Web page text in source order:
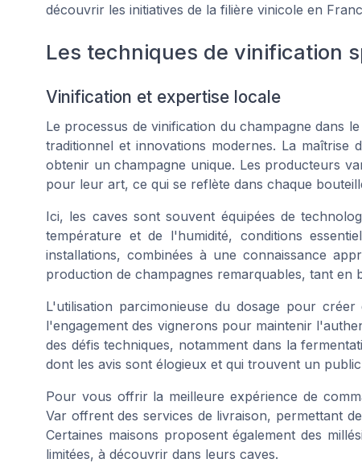
découvrir les initiatives de la filière vinicole en
Les techniques de vinification
Vinification et expertise locale
Le processus de vinification du champagne dans
traditionnel et innovations modernes. La maîtrise
obtenir un champagne unique. Les producteurs
pour leur art, ce qui se reflète dans chaque
Ici, les caves sont souvent équipées de
température et de l'humidité, conditions
installations, combinées à une connaissance
production de champagnes remarquables, tant en
L'utilisation parcimonieuse du dosage pour
l'engagement des vignerons pour maintenir
des défis techniques, notamment dans la
dont les avis sont élogieux et qui trouvent un
Pour vous offrir la meilleure expérience de
Var offrent des services de livraison, permettant
Certaines maisons proposent également des
limitées, à découvrir dans leurs caves.